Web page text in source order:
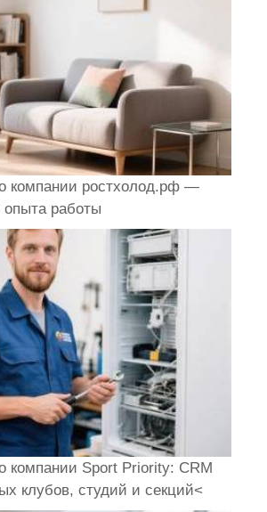
компании ростхолод.рф —
опыта работы
компании Sport Priority: CRM
клубов, студий и секций<